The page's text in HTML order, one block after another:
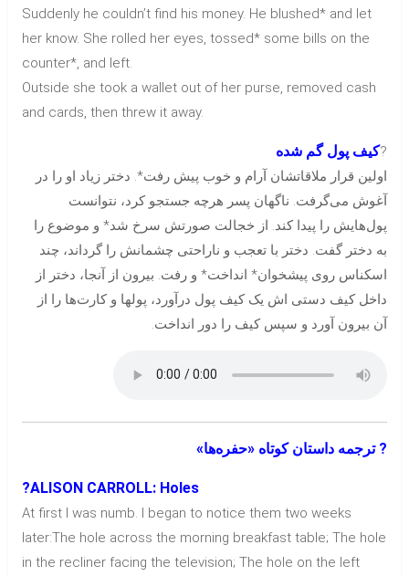
Suddenly he couldn’t find his money. He blushed* and let
her know. She rolled her eyes, tossed* some bills on the
counter*, and left.
Outside she took a wallet out of her purse, removed cash
and cards, then threw it away.
?کیف پول گم شده
اولین قرار ملاقاتشان آرام و خوب پیش رفت*. دختر زیاد او را در
آغوش می‌گرفت. ناگهان پسر هرچه جستجو کرد، نتوانست
پول‌هایش را پیدا کند. از خجالت صورتش سرخ شد* و موضوع را
به دختر گفت. دختر با تعجب و ناراحتی چشمانش را گرداند، چند
اسکناس روی پیشخوان* انداخت* و رفت. بیرون از آنجا، دختر از
داخل کیف دستی اش یک کیف پول درآورد، پولها و کارت‌ها را از
آن بیرون آورد و سپس کیف را دور انداخت.
? ترجمه داستان کوتاه «حفره‌ها»
?ALISON CARROLL: Holes
At first I was numb. I began to notice them two weeks
later:The hole across the morning breakfast table; The hole
in the recliner facing the television; The hole on the left